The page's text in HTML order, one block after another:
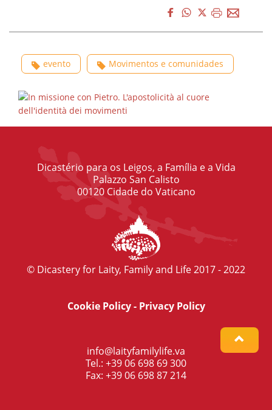
evento Movimentos e comunidades
Dicastério para os Leigos, a Família e a Vida
Palazzo San Calisto
00120 Cidade do Vaticano
© Dicastery for Laity, Family and Life 2017 - 2022
Cookie Policy- Privacy Policy
info@laityfamilylife.va
Tel.: +39 06 698 69 300
Fax: +39 06 698 87 214